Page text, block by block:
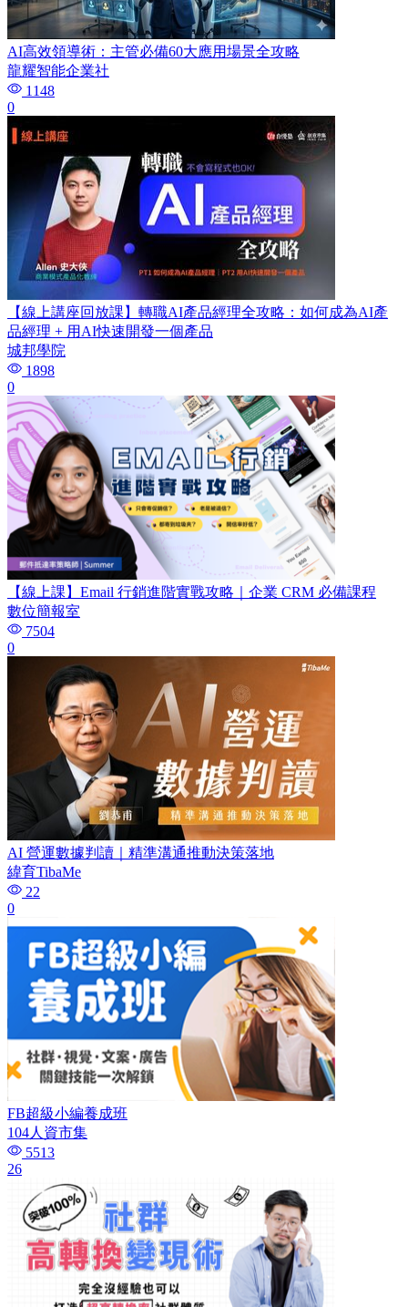
AI高效領導術：主管必備60大應用場景全攻略
龍耀智能企業社
1148
0
【線上講座回放課】轉職AI產品經理全攻略：如何成為AI產
品經理 + 用AI快速開發一個產品
城邦學院
1898
0
【線上課】Email 行銷進階實戰攻略｜企業 CRM 必備課程
數位簡報室
7504
0
AI 營運數據判讀｜精準溝通推動決策落地
緯育TibaMe
22
0
FB超級小編養成班
104人資市集
5513
26